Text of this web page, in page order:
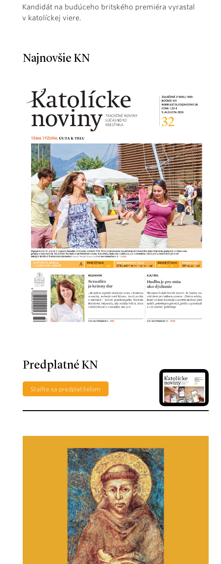
Kandidát na budúceho britského premiéra vyrastal
v katolíckej viere.
Najnovšie KN
Predplatné KN
Staňte sa predplatiteľom